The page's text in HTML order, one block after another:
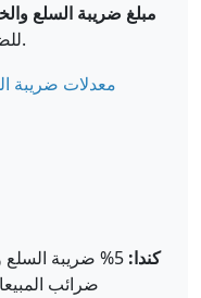
مبلغ ضريبة السلع
للضريبة والمبالغ الخالية من الضريبة.
معدلات ضريبة
كندا:
5% ضريبة السلع
ضرائب